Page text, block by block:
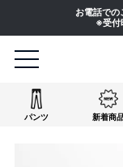
お電話での
※受付
パンツ 新着商